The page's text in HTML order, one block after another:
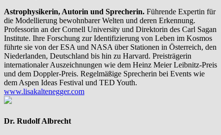
Astrophysikerin, Autorin und Sprecherin. Führende Expertin für
die Modellierung bewohnbarer Welten und deren Erkennung.
Professorin an der Cornell University und Direktorin des Carl Sagan
Institute. Ihre Forschung zur Identifizierung von Leben im Kosmos
führte sie von der ESA und NASA über Stationen in Österreich, den
Niederlanden, Deutschland bis hin zu Harvard. Preisträgerin
internationaler Auszeichnungen wie dem Heinz Meier Leibnitz-Preis
und dem Doppler-Preis. Regelmäßige Sprecherin bei Events wie
dem Aspen Ideas Festival und TED Youth.
www.lisakaltenegger.com
Dr. Rudolf Albrecht